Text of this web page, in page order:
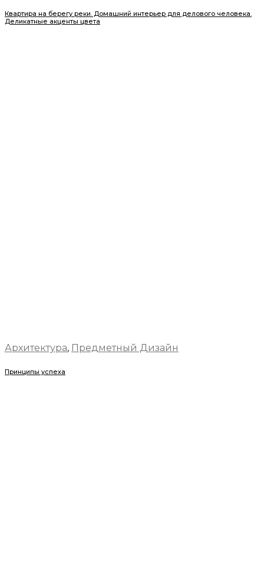
Квартира на берегу реки. Домашний интерьер для делового человека.
Деликатные акценты цвета
Архитектура, Предметный Дизайн
Принципы успеха